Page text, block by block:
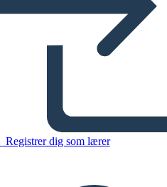
Registrer dig som lærer